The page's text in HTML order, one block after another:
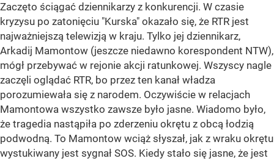
Zaczęto ściągać dziennikarzy z konkurencji. W czasie
kryzysu po zatonięciu "Kurska" okazało się, że RTR jest
najważniejszą telewizją w kraju. Tylko jej dziennikarz,
Arkadij Mamontow (jeszcze niedawno korespondent NTW),
mógł przebywać w rejonie akcji ratunkowej. Wszyscy nagle
zaczęli oglądać RTR, bo przez ten kanał władza
porozumiewała się z narodem. Oczywiście w relacjach
Mamontowa wszystko zawsze było jasne. Wiadomo było,
że tragedia nastąpiła po zderzeniu okrętu z obcą łodzią
podwodną. To Mamontow wciąż słyszał, jak z wraku okrętu
wystukiwany jest sygnał SOS. Kiedy stało się jasne, że jest